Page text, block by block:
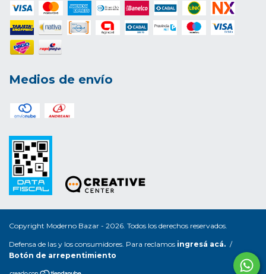
Medios de envío
Copyright Moderno Bazar - 2026. Todos los derechos reservados.
Defensa de las y los consumidores. Para reclamos ingresá acá. /
Botón de arrepentimiento